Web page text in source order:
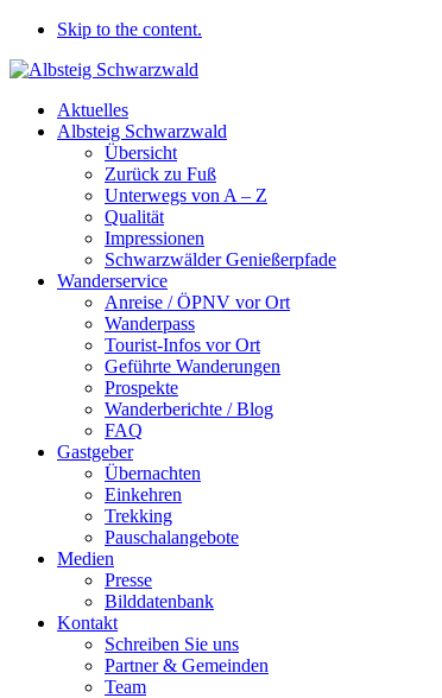
Skip to the content.
Aktuelles
Albsteig Schwarzwald
Übersicht
Zurück zu Fuß
Unterwegs von A – Z
Qualität
Impressionen
Schwarzwälder Genießerpfade
Wanderservice
Anreise / ÖPNV vor Ort
Wanderpass
Tourist-Infos vor Ort
Geführte Wanderungen
Prospekte
Wanderberichte / Blog
FAQ
Gastgeber
Übernachten
Einkehren
Trekking
Pauschalangebote
Medien
Presse
Bilddatenbank
Kontakt
Schreiben Sie uns
Partner & Gemeinden
Team